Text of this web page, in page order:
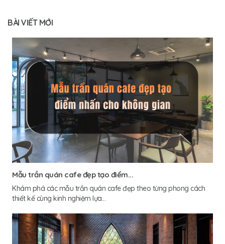
BÀI VIẾT MỚI
Mẫu trần quán cafe đẹp tạo điểm...
Khám phá các mẫu trần quán cafe đẹp theo từng phong cách
thiết kế cùng kinh nghiệm lựa...